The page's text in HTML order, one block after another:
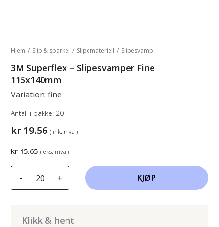
Hjem / Slip & sparkel / Slipemateriell / Slipesvamp
3M Superflex – Slipesvamper Fine
115x140mm
kr 19.56 ( ink. mva )
Variation: fine
Antall i pakke: 20
-
Superflex
Fine
+ KJØP
Klikk & hent
kr 15.65 ( eks. mva )